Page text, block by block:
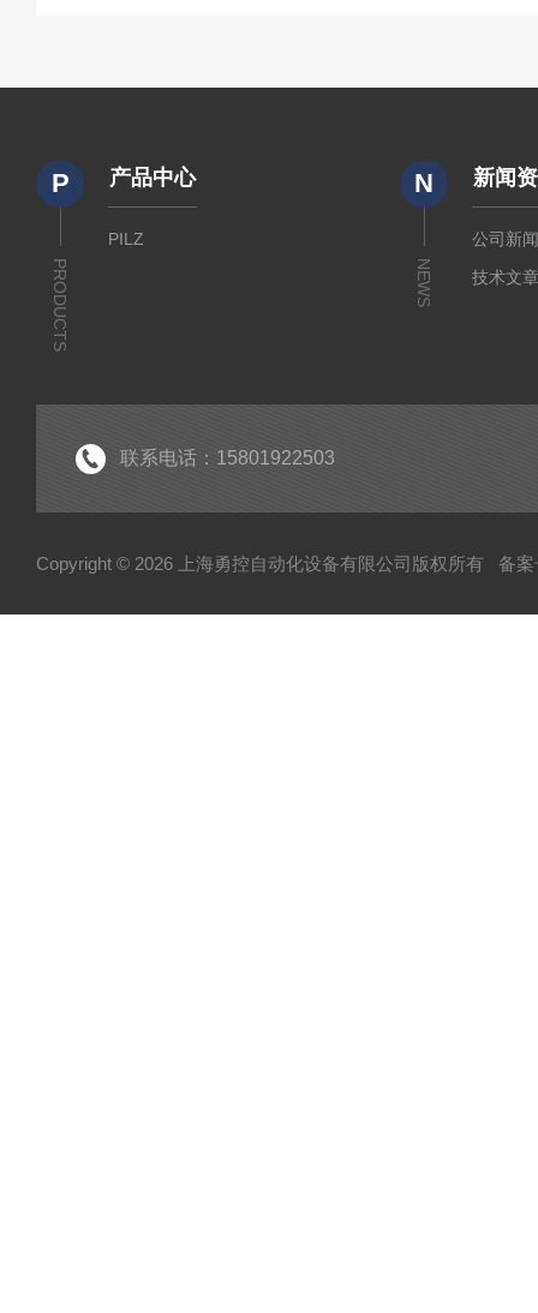
P
PRODUCTS
产品中心
PILZ
N
NEWS
新闻
公司新
技术文
联系电话：15801922503
Copyright © 2026 上海勇控自动化设备有限公司版权所有 备案